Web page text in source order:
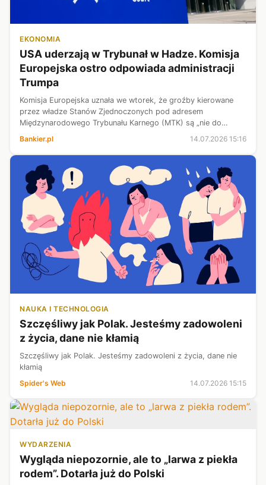
EKONOMIA
USA uderzają w Trybunał w Hadze. Komisja
Europejska ostro odpowiada administracji
Trumpa
Komisja Europejska uznała we wtorek, że groźby kierowane
przez władze Stanów Zjednoczonych pod adresem
Międzynarodowego Trybunału Karnego (MTK) są „nie do
zaakceptowania”. KE odniosła się w ten sposób do krytyki tej
instytucji ze strony sekretarza st...
Bankier.pl 14.07.2026 15:16
NAUKA I TECHNOLOGIA
Szczęśliwy jak Polak. Jesteśmy zadowoleni
z życia, dane nie kłamią
Szczęśliwy jak Polak. Jesteśmy zadowoleni z życia, dane nie
kłamią
Spider's Web
14.07.2026 15:15
WYDARZENIA
Wygląda niepozornie, ale to „larwa z piekła
rodem”. Dotarła już do Polski